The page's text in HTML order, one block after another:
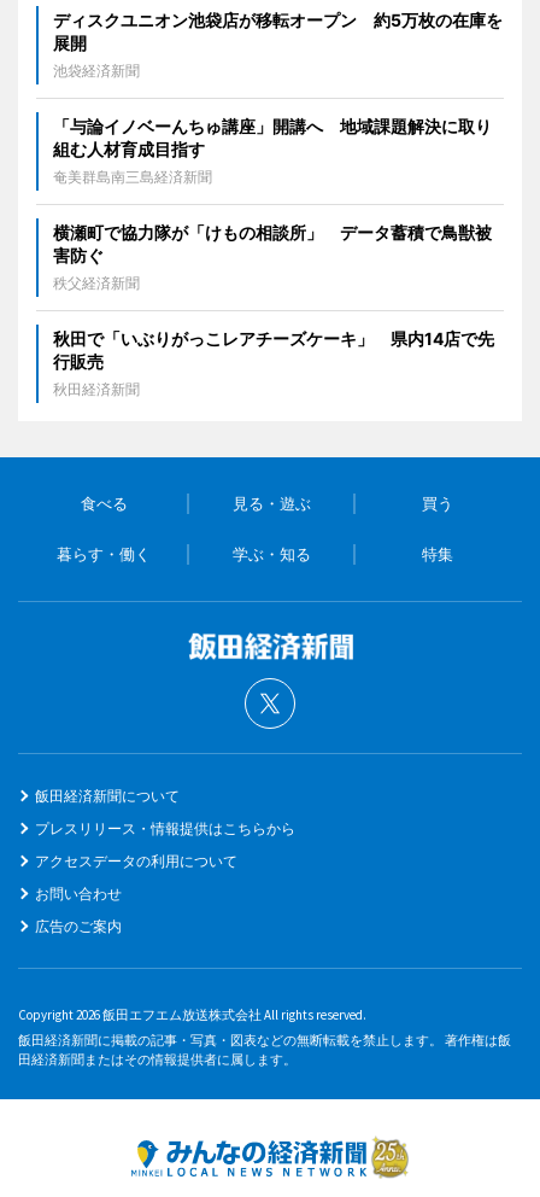
ディスクユニオン池袋店が移転オープン 約5万枚の在庫を
展開
池袋経済新聞
「与論イノベーんちゅ講座」開講へ 地域課題解決に取り
組む人材育成目指す
奄美群島南三島経済新聞
横瀬町で協力隊が「けもの相談所」 データ蓄積で鳥獣被
害防ぐ
秩父経済新聞
秋田で「いぶりがっこレアチーズケーキ」 県内14店で先
行販売
秋田経済新聞
食べる 見る・遊ぶ 買う
暮らす・働く 学ぶ・知る 特集
飯田経済新聞について
プレスリリース・情報提供はこちらから
アクセスデータの利用について
お問い合わせ
広告のご案内
Copyright 2026 飯田エフエム放送株式会社 All rights reserved.
飯田経済新聞に掲載の記事・写真・図表などの無断転載を禁止します。 著作権は飯
田経済新聞またはその情報提供者に属します。